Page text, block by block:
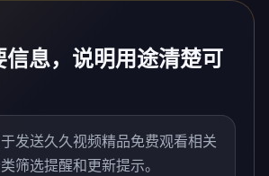
信息，说明用途清楚可
发送久久视频精品免费观看相关
筛选提醒和更新提示。